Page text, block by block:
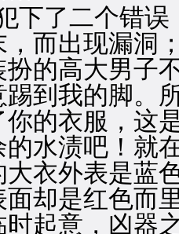
了二个错误
而出现漏洞
扮的高大男子
到我的脚。
的衣服，这
水渍吧！就
衣外表是蓝
却是红色而
起意，凶器